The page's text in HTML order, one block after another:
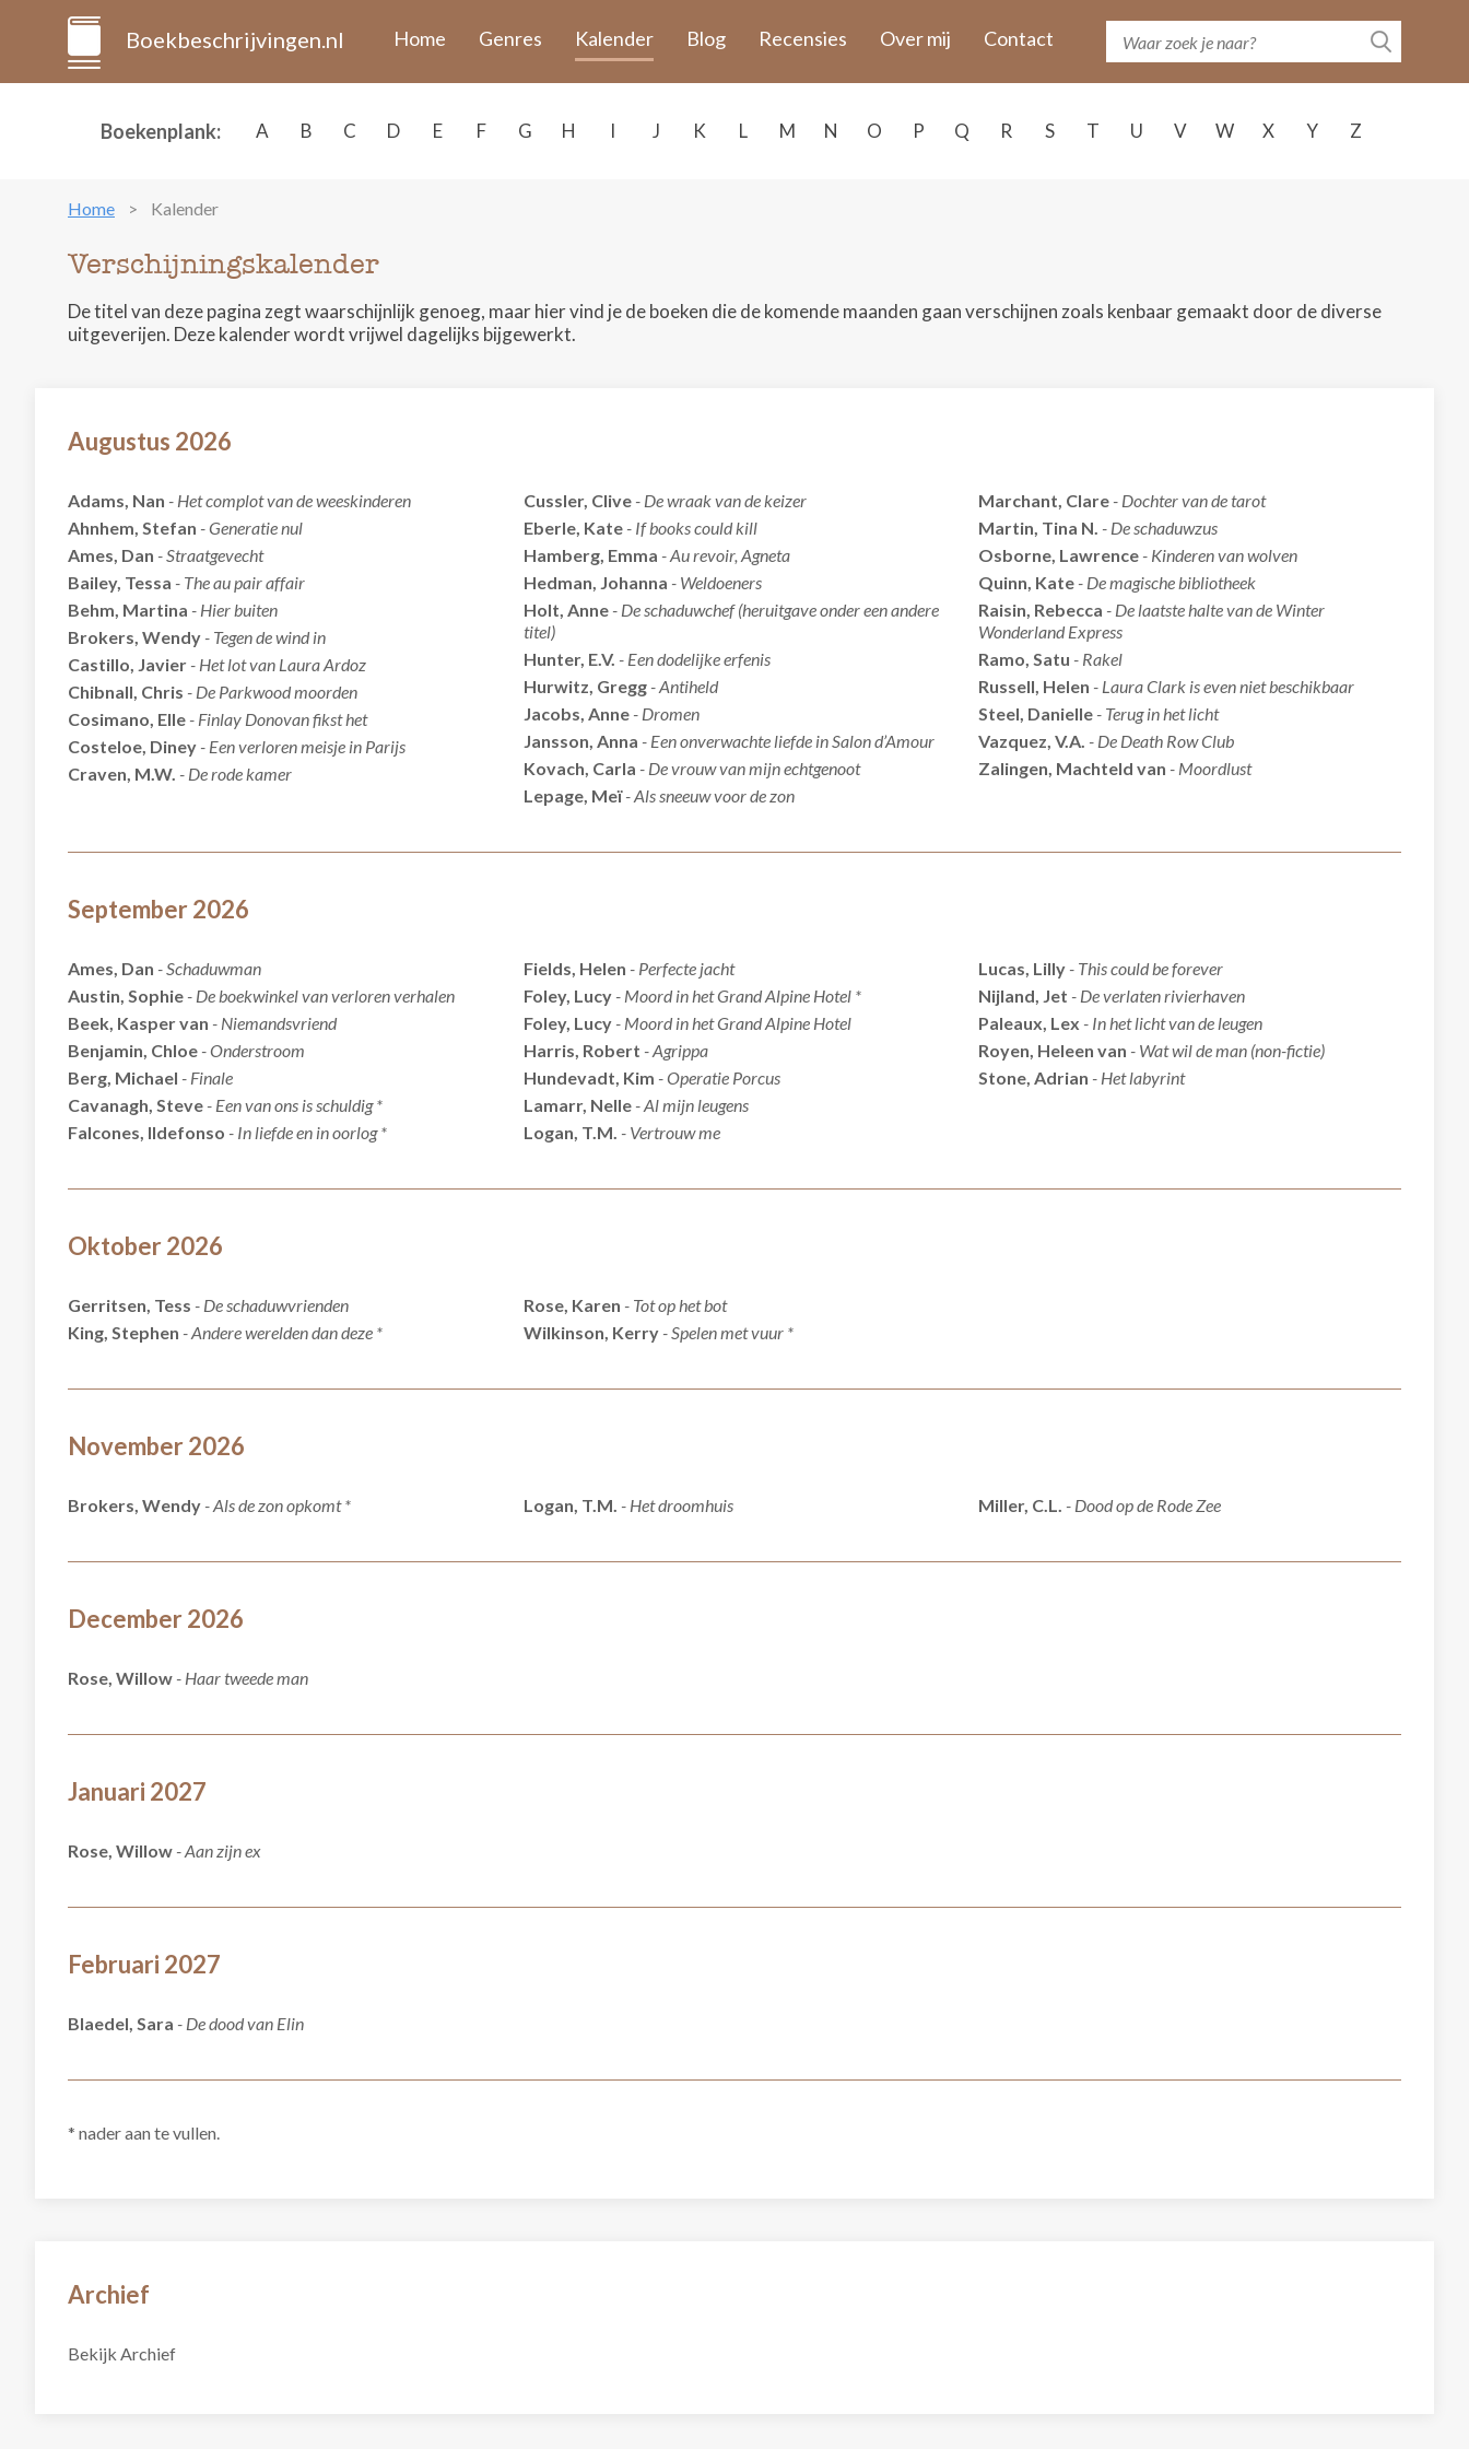
Boekbeschrijvingen.nl Home Genres Kalender Blog Recensies Over mij Contact
Boekenplank: A B C D E F G H I J K L M N O P Q R S T U V W X Y Z
Home Kalender
Verschijningskalender
De titel van deze pagina zegt waarschijnlijk genoeg, maar hier vind je de boeken die de komende maanden gaan verschijnen zoals kenbaar gemaakt door de diverse
uitgeverijen. Deze kalender wordt vrijwel dagelijks bijgewerkt.
Augustus 2026
Adams, Nan - Het complot van de weeskinderen
Ahnhem, Stefan - Generatie nul
Ames, Dan - Straatgevecht
Bailey, Tessa - The au pair affair
Behm, Martina - Hier buiten
Brokers, Wendy - Tegen de wind in
Castillo, Javier - Het lot van Laura Ardoz
Chibnall, Chris - De Parkwood moorden
Cosimano, Elle - Finlay Donovan fikst het
Costeloe, Diney - Een verloren meisje in Parijs
Craven, M.W. - De rode kamer
Cussler, Clive- De wraak van de keizer
Eberle, Kate- If books could kill
Hamberg, Emma - Au revoir, Agneta
Hedman, Johanna - Weldoeners
Holt, Anne- De schaduwchef (heruitgave onder een andere
titel)
Hunter, E.V. - Een dodelijke erfenis
Hurwitz, Gregg- Antiheld
Jacobs, Anne- Dromen
Jansson, Anna - Een onverwachte liefde in Salon d’Amour
Kovach, Carla - De vrouw van mijn echtgenoot
Lepage, Meï- Als sneeuw voor de zon
Marchant, Clare - Dochter van de tarot
Martin, Tina N. - De schaduwzus
Osborne, Lawrence - Kinderen van wolven
Quinn, Kate - De magische bibliotheek
Raisin, Rebecca - De laatste halte van de Winter
Wonderland Express
Ramo, Satu - Rakel
Russell, Helen - Laura Clark is even niet beschikbaar
Steel, Danielle - Terug in het licht
Vazquez, V.A. - De Death Row Club
Zalingen, Machteld van - Moordlust
September 2026
Ames, Dan - Schaduwman
Austin, Sophie - De boekwinkel van verloren verhalen
Beek, Kasper van - Niemandsvriend
Benjamin, Chloe - Onderstroom
Berg, Michael - Finale
Cavanagh, Steve - Een van ons is schuldig *
Falcones, Ildefonso - In liefde en in oorlog *
Fields, Helen - Perfecte jacht
Foley, Lucy- Moord in het Grand Alpine Hotel *
Foley, Lucy- Moord in het Grand Alpine Hotel
Harris, Robert - Agrippa
Hundevadt, Kim - Operatie Porcus
Lamarr, Nelle- Al mijn leugens
Logan, T.M. - Vertrouw me
Lucas, Lilly - This could be forever
Nijland, Jet - De verlaten rivierhaven
Paleaux, Lex - In het licht van de leugen
Royen, Heleen van - Wat wil de man (non-fictie)
Stone, Adrian - Het labyrint
Oktober 2026
Gerritsen, Tess - De schaduwvrienden
King, Stephen - Andere werelden dan deze *
Rose, Karen - Tot op het bot
Wilkinson, Kerry- Spelen met vuur *
November 2026
Brokers, Wendy - Als de zon opkomt * Logan, T.M. - Het droomhuis Miller, C.L. - Dood op de Rode Zee
December 2026
Rose, Willow - Haar tweede man
Januari 2027
Rose, Willow - Aan zijn ex
Februari 2027
Blaedel, Sara - De dood van Elin
* nader aan te vullen.
Archief
Bekijk Archief